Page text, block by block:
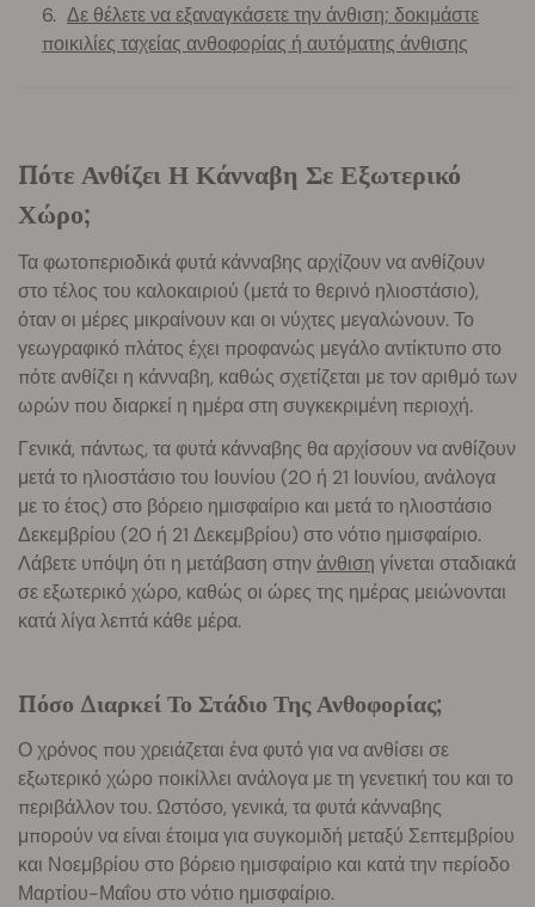
Δε θέλετε να εξαναγκάσετε την άνθιση; δοκιμάστε
ποικιλίες ταχείας ανθοφορίας ή αυτόματης άνθισης
Πότε Ανθίζει Η Κάνναβη Σε Εξωτερικό
Χώρο;
Τα φωτοπεριοδικά φυτά κάνναβης αρχίζουν να ανθίζουν
στο τέλος του καλοκαιριού (μετά το θερινό ηλιοστάσιο),
όταν οι μέρες μικραίνουν και οι νύχτες μεγαλώνουν. Το
γεωγραφικό πλάτος έχει προφανώς μεγάλο αντίκτυπο στο
πότε ανθίζει η κάνναβη, καθώς σχετίζεται με τον αριθμό των
ωρών που διαρκεί η ημέρα στη συγκεκριμένη περιοχή.
Γενικά, πάντως, τα φυτά κάνναβης θα αρχίσουν να ανθίζουν
μετά το ηλιοστάσιο του Ιουνίου (20 ή 21 Ιουνίου, ανάλογα
με το έτος) στο βόρειο ημισφαίριο και μετά το ηλιοστάσιο
Δεκεμβρίου (20 ή 21 Δεκεμβρίου) στο νότιο ημισφαίριο.
Λάβετε υπόψη ότι η μετάβαση στηνάνθιση γίνεται σταδιακά
σε εξωτερικό χώρο, καθώς οι ώρες της ημέρας μειώνονται
κατά λίγα λεπτά κάθε μέρα.
Πόσο Διαρκεί Το Στάδιο Της Ανθοφορίας;
Ο χρόνος που χρειάζεται ένα φυτό για να ανθίσει σε
εξωτερικό χώρο ποικίλλει ανάλογα με τη γενετική του και το
περιβάλλον του. Ωστόσο, γενικά, τα φυτά κάνναβης
μπορούν να είναι έτοιμα για συγκομιδή μεταξύ Σεπτεμβρίου
και Νοεμβρίου στο βόρειο ημισφαίριο και κατά την περίοδο
Μαρτίου-Μαΐου στο νότιο ημισφαίριο.